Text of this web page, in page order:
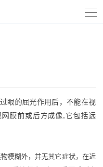
眼的屈光作用后，不能在视
膜前或后方成像,它包括远
模糊外，并无其它症状，在近